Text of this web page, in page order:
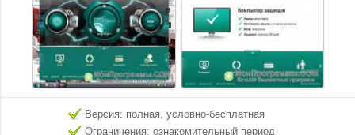
Версия: полная, условно-бесплатная
Ограничения: ознакомительный период